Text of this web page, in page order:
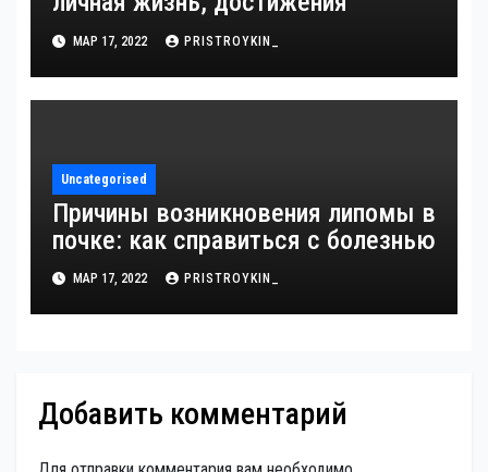
МАР 17, 2022 PRISTROYKIN_
Uncategorised
Причины возникновения липомы в
почке: как справиться с болезнью
МАР 17, 2022 PRISTROYKIN_
Добавить комментарий